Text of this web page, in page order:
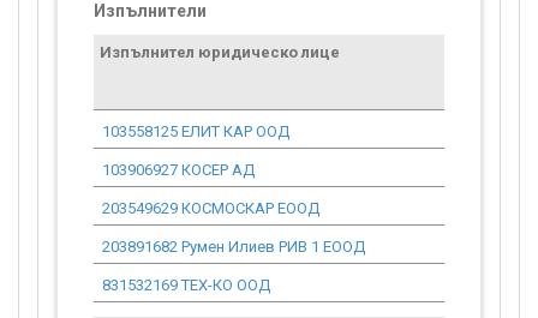
Изпълнители
Изпълнител юридическо лице
103558125 ЕЛИТ КАР ООД
103906927 КОСЕР АД
203549629 КОСМОСКАР ЕООД
203891682 Румен Илиев РИВ 1 ЕООД
831532169 ТЕХ-КО ООД